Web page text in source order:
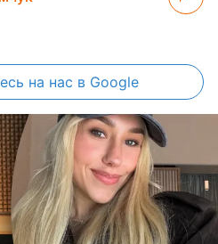
на нас в Google